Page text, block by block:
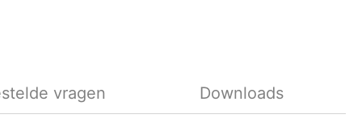
vragen Downloads